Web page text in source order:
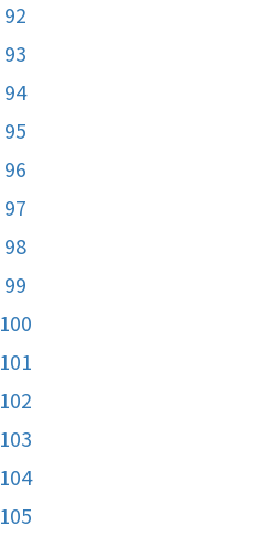
92
93
94
95
96
97
98
99
100
101
102
103
104
105